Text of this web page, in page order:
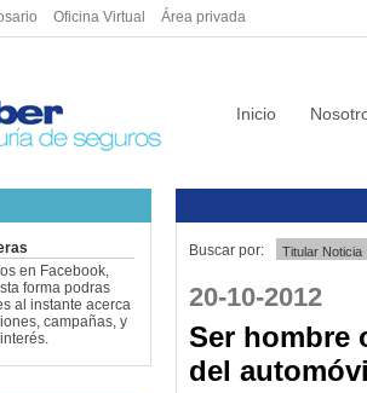
Oficina Virtual Área privada
Inicio
en Facebook,
forma podras
al instante acerca
campañas, y
Buscar por:
20-10-2012
Ser hombre
del